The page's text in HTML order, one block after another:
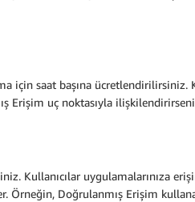
için saat başına ücretlendirilirsiniz.
Erişim uç noktasıyla
Kullanıcılar uygulamalarınıza
Örneğin, Doğrulanmış Erişim